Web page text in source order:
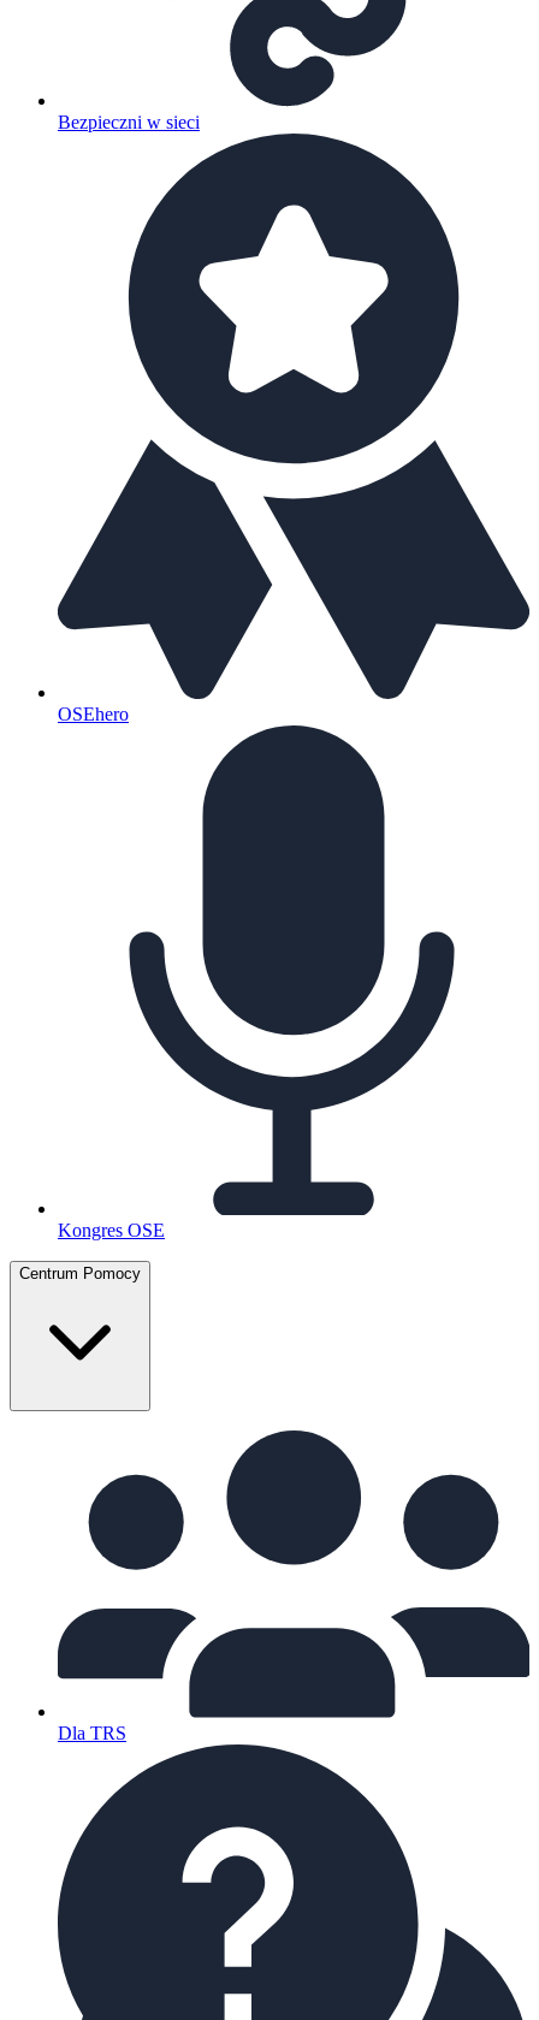
Bezpieczni w sieci
OSEhero
Kongres OSE
Centrum Pomocy
Dla TRS